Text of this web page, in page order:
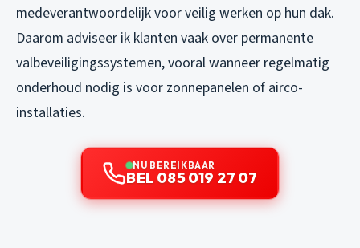
medeverantwoordelijk voor veilig werken op hun dak.
Daarom adviseer ik klanten vaak over permanente
valbeveiligingssystemen, vooral wanneer regelmatig
onderhoud nodig is voor zonnepanelen of airco-
installaties.
NU BEREIKBAAR
BEL 085 019 27 07